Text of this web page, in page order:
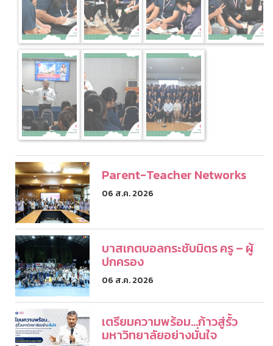
Parent-Teacher Networks
06 ส.ค. 2026
บาสเกตบอลกระชับมิตร ครู – ผู้
ปกครอง
06 ส.ค. 2026
เตรียมความพร้อม...ก้าวสู่รั้ว
มหาวิทยาลัยอย่างมั่นใจ